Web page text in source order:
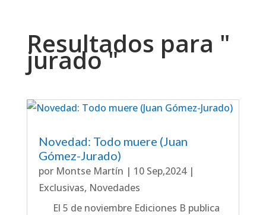
Resultados para "
jurado "
Novedad: Todo muere (Juan
Gómez-Jurado)
por Montse Martín | 10 Sep,2024|
Exclusivas, Novedades
El 5 de noviembre Ediciones B publica